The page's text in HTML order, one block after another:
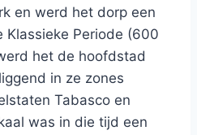
en werd het dorp een
Klassieke Periode (600
het de hoofdstad
in ze zones
Tabasco en
was in die tijd een